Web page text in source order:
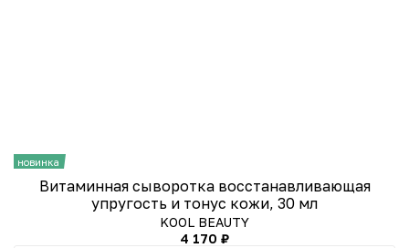
новинка
Витаминная сыворотка восстанавливающая
упругость и тонус кожи, 30 мл
KOOL BEAUTY
4 170 ₽